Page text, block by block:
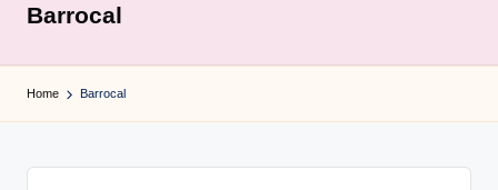
c
o
n
u
Barrocal
Home Barrocal